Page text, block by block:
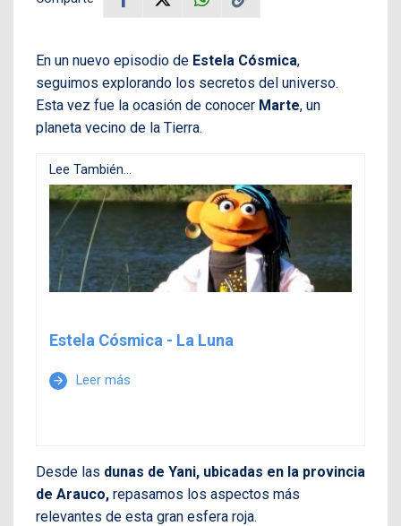
En un nuevo episodio de Estela Cósmica,
seguimos explorando los secretos del universo.
Esta vez fue la ocasión de conocer Marte, un
planeta vecino de la Tierra.
Lee También...
Estela Cósmica - La Luna
arrow_forward Leer más
Desde las dunas de Yani, ubicadas en la provincia
de Arauco, repasamos los aspectos más
relevantes de esta gran esfera roja.